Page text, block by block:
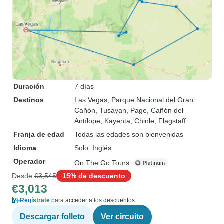
Duración
7 días
Destinos
Las Vegas , Parque Nacional del Gran
Cañón , Tusayan , Page , Cañón del
Antílope , Kayenta , Chinle , Flagstaff
Franja de edad
Todas las edades son bienvenidas
Idioma
Solo: Inglés
Operador
On The Go Tours
Desde €3,545 15% de descuento
€3,013
Regístrate para acceder a los descuentos
Descargar folleto Ver circuito